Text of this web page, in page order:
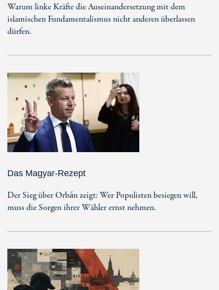
Warum linke Kräfte die Auseinandersetzung mit dem
islamischen Fundamentalismus nicht anderen überlassen
dürfen.
Das Magyar-Rezept
Der Sieg über Orbán zeigt: Wer Populisten besiegen will,
muss die Sorgen ihrer Wähler ernst nehmen.